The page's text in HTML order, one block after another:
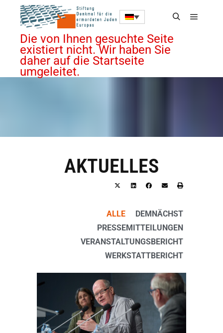
Die von Ihnen gesuchte Seite
existiert nicht. Wir haben Sie
daher auf die Startseite
umgeleitet.
AKTUELLES
ALLE
DEMNÄCHST
PRESSEMITTEILUNGEN
VERANSTALTUNGSBERICHT
WERKSTATTBERICHT